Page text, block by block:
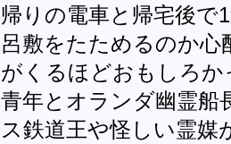
帰りの電車と帰宅後で
呂敷をたためるのか
がくるほどおもしろ
青年とオランダ幽霊船
ス鉄道王や怪しい霊媒